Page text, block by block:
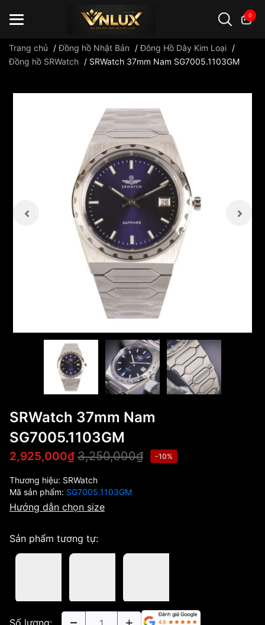
0
Trang chủ /Đồng hồ Nhật Bản /Đông Hồ Dây Kim Loại /
Đồng hồ SRWatch / SRWatch 37mm Nam SG7005.1103GM
SRWatch 37mm Nam
SG7005.1103GM
2,925,000₫ 3,250,000₫ -10%
Thương hiệu: SRWatch
Mã sản phẩm: SG7005.1103GM
Hướng dẫn chọn size
Sản phẩm tương tự: